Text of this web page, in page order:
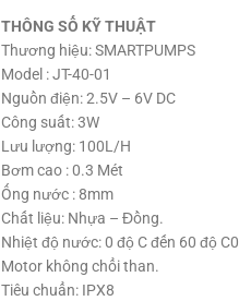
THÔNG SỐ KỸ THUẬT
Thương hiệu: SMARTPUMPS
Model : JT-40-01
Nguồn điện: 2.5V – 6V DC
Công suất: 3W
Lưu lượng: 100L/H
Bơm cao : 0.3 Mét
Ống nước : 8mm
Chất liệu: Nhựa – Đồng.
Nhiệt độ nước: 0 độ C đến 60 độ C0
Motor không chổi than.
Tiêu chuẩn: IPX8